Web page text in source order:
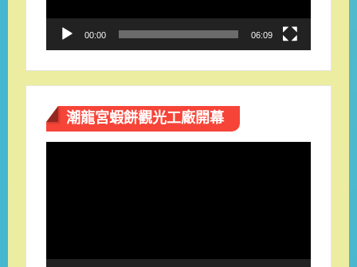
00:00 06:09
潮龍宮蝦餅觀光工廠開幕